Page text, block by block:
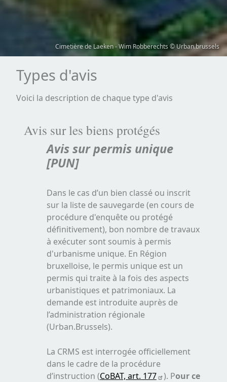
Cimetière de Laeken - Wim Robberechts © Urban.brussels
Types d'avis
Voici la description de chaque type d'avis
Avis sur les biens protégés
Avis sur permis unique
[PUN]
Dans le cas d’un bien classé ou inscrit
sur la liste de sauvegarde (en cours de
procédure d'enquête ou protégé
définitivement), bon nombre de travaux
à exécuter sont soumis à permis
d'urbanisme unique. En Région
bruxelloise, le permis unique est un
permis qui traite à la fois des aspects
urbanistiques et patrimoniaux. La
demande est introduite auprès de
l’administration régionale
(Urban.Brussels).
La CRMS est interrogée officiellement
dans le cadre de la procédure
d’instruction (CoBAT, art. 177 ). Pour ce